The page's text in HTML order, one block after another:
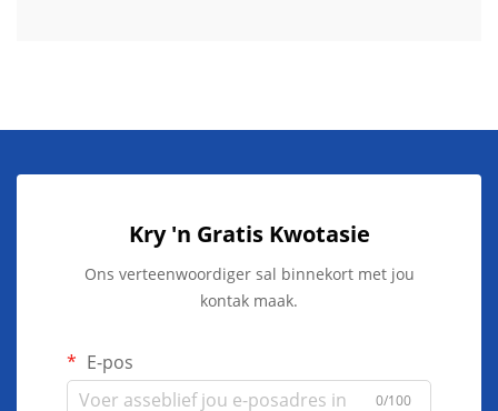
Kry 'n Gratis Kwotasie
Ons verteenwoordiger sal binnekort met jou
kontak maak.
E-pos
0/100